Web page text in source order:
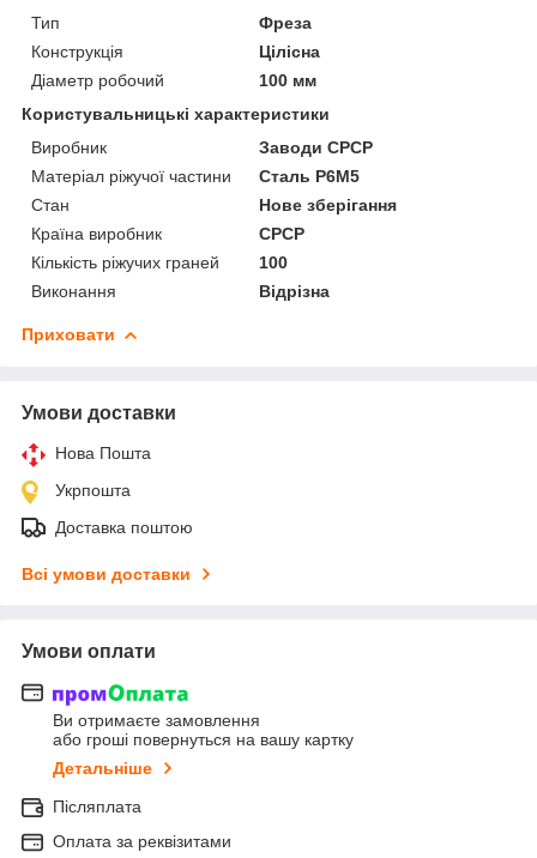
Тип
Фреза
Конструкція
Цілісна
Діаметр робочий
100 мм
Користувальницькі характеристики
Виробник
Заводи СРСР
Матеріал ріжучої частини
Сталь Р6М5
Стан
Нове зберігання
Країна виробник
СРСР
Кількість ріжучих граней
100
Виконання
Відрізна
Приховати
Умови доставки
Нова Пошта
Укрпошта
Доставка поштою
Всі умови доставки
Умови оплати
Ви отримаєте замовлення
або гроші повернуться на вашу картку
Детальніше
Післяплата
Оплата за реквізитами